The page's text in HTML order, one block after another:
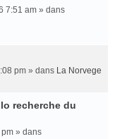
7:51 am » dans
pm » dans La Norvege
recherche du
» dans